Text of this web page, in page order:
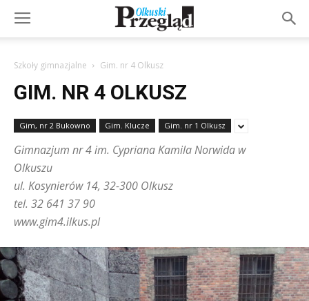
Szkoły gimnazjalne Gim. nr 4 Olkusz
GIM. NR 4 OLKUSZ
Gim, nr 2 Bukowno Gim. Klucze Gim. nr 1 Olkusz
Gimnazjum nr 4 im. Cypriana Kamila Norwida w
Olkuszu
ul. Kosynierów 14, 32-300 Olkusz
tel. 32 641 37 90
www.gim4.ilkus.pl